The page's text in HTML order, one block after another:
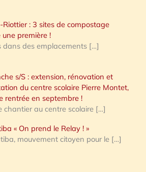
Riottier : 3 sites de compostage
première !
dans des emplacements […]
s/S : extension, rénovation et
du centre scolaire Pierre Montet,
rentrée en septembre !
chantier au centre scolaire […]
« On prend le Relay ! »
mouvement citoyen pour le […]